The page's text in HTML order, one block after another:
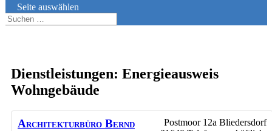
Seite auswählen
Dienstleistungen: Energieausweis
Wohngebäude
Architekturbüro Bernd
Postmoor 12a Bliedersdorf